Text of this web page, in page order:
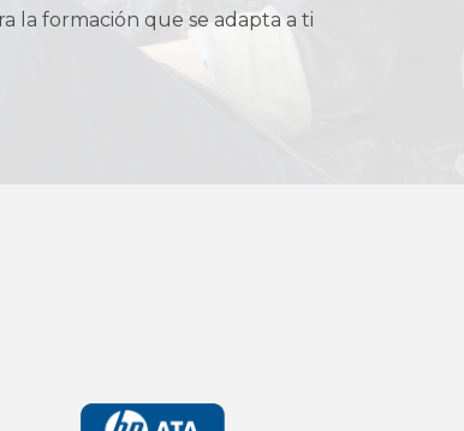
la formación que se adapta a ti